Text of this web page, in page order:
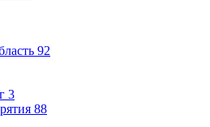
92
3
88